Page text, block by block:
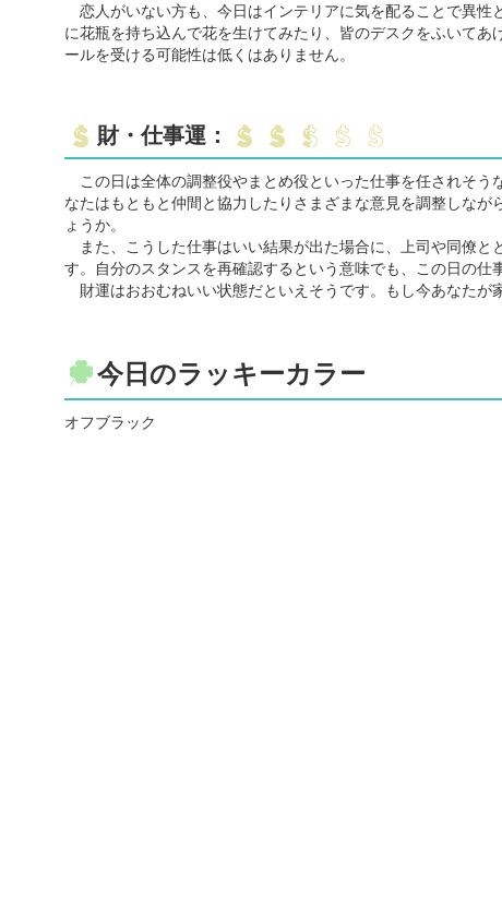
恋人がいない方も、今日はインテリアに気を配ることで異性
に花瓶を持ち込んで花を生けてみたり、皆のデスクをふいて
ールを受ける可能性は低くはありません。
財・仕事運：
この日は全体の調整役やまとめ役といった仕事を任されそう
なたはもともと仲間と協力したりさまざまな意見を調整しな
ょうか。
また、こうした仕事はいい結果が出た場合に、上司や同僚と
す。自分のスタンスを再確認するという意味でも、この日の仕
財運はおおむねいい状態だといえそうです。もし今あなたが
今日のラッキーカラー
オフブラック